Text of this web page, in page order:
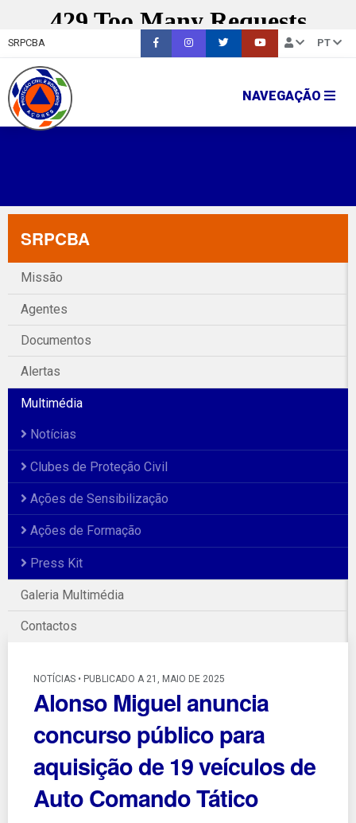
SRPCBA PT
NAVEGAÇÃO
SRPCBA
Missão
Agentes
Documentos
Alertas
Multimédia
Notícias
Clubes de Proteção Civil
Ações de Sensibilização
Ações de Formação
Press Kit
Galeria Multimédia
Contactos
NOTÍCIAS • PUBLICADO A 21, MAIO DE 2025
Alonso Miguel anuncia
concurso público para
aquisição de 19 veículos de
Auto Comando Tático